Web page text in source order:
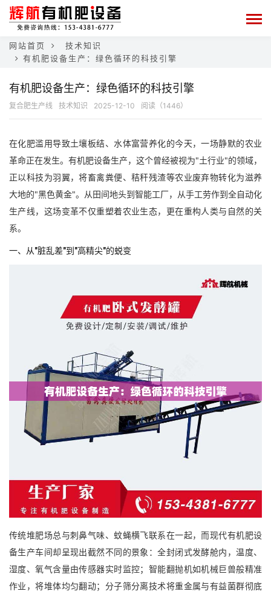
网站首页
技术知识
有机肥设备生产：绿色循环的科技引擎
有机肥设备生产：绿色循环的科技引擎
复合肥生产线 技术知识 2025-12-10 阅读（1446）
在化肥滥用导致土壤板结、水体富营养化的今天，一场静默的农业
革命正在发生。有机肥设备生产，这个曾经被视为"土行业"的领域，
正以科技为羽翼，将畜禽粪便、秸秆残渣等农业废弃物转化为滋养
大地的"黑色黄金"。从田间地头到智能工厂，从手工劳作到全自动化
生产线，这场变革不仅重塑着农业生态，更在重构人类与自然的关
系。
一、从"脏乱差"到"高精尖"的蜕变
传统堆肥场总与刺鼻气味、蚊蝇横飞联系在一起，而现代有机肥设
备生产车间却呈现出截然不同的景象：全封闭式发酵舱内，温度、
湿度、氧气含量由传感器实时监控；智能翻抛机如机械巨兽般精准
作业，将堆体均匀翻动；分子筛分离技术将重金属与有益菌群彻底